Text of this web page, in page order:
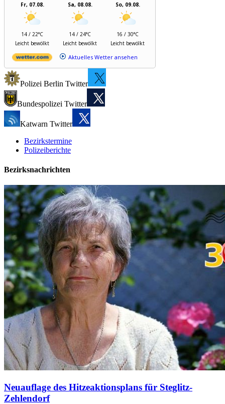
Fr, 07.08.
14 / 22°C
Leicht bewölkt
Sa, 08.08.
14 / 24°C
Leicht bewölkt
So, 09.08.
16 / 30°C
Leicht bewölkt
Aktuelles Wetter ansehen
Polizei Berlin Twitter
Bundespolizei Twitter
Katwarn Twitter
Bezirkstermine
Polizeiberichte
Bezirksnachrichten
Neuauflage des Hitzeaktionsplans für Steglitz-
Zehlendorf